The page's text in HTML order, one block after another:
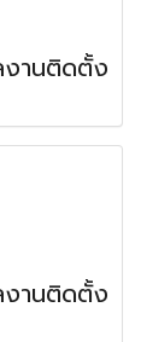
งานติดตั้ง
งานติดตั้ง